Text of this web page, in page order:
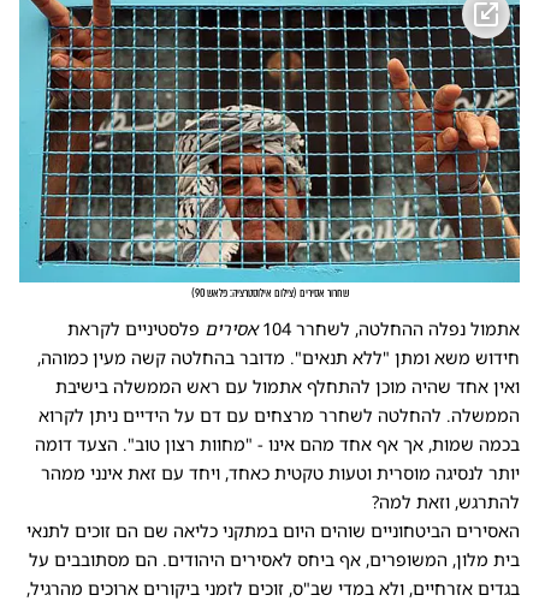
שחרור אסירים (צילום אילוסטרציה: פלאש 90 )
אתמול נפלה ההחלטה, לשחרר 104 אסירים פלסטיניים לקראת
חידוש משא ומתן "ללא תנאים". מדובר בהחלטה קשה מעין כמוהה,
ואין אחד שהיה מוכן להתחלף אתמול עם ראש הממשלה בישיבת
הממשלה. להחלטה לשחרר מרצחים עם דם על הידיים ניתן לקרוא
בכמה שמות, אך אף אחד מהם אינו - "מחוות רצון טוב". הצעד דומה
יותר לנסיגה מוסרית וטעות טקטית כאחד, ויחד עם זאת אינני ממהר
להתרגש, וזאת למה?
האסירים הביטחוניים שוהים היום במתקני כליאה שם הם זוכים לתנאי
בית מלון, המשופרים, אף ביחס לאסירים היהודים. הם מסתובבים על
בגדים אזרחיים, ולא במדי שב"ס, זוכים לזמני ביקורים ארוכים מהרגיל,